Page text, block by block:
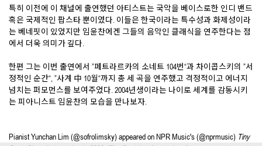
특히 이전에 이 채널에 출연했던 아티스트는 국악을 베이스로한 인디 밴드
혹은 국제적인 팝스타 뿐이였다. 이들은 한국이라는 특수성과 화제성이라
는 베네핏이 있었지만 임윤찬에겐 그들의 음악인 클래식을 연주한다는 점
에서 더욱 의미가 깊다.
한편 그는 이번 출연에서 ”페트라르카의 소네트 104번“과 차이콥스키의 ”서
정적인 순간“, ”사계 中 10월“까지 총 세 곡을 연주했고 격정적이고 에너지
넘치는 퍼모먼스를 보여주었다. 2004년생이라는 나이로 세계를 감동시키
는 피아니스트 임윤찬의 모습을 만나보자.
Pianist Yunchan Lim (@sofrolimsky) appeared on NPR Music's (@nprmusic) Tiny